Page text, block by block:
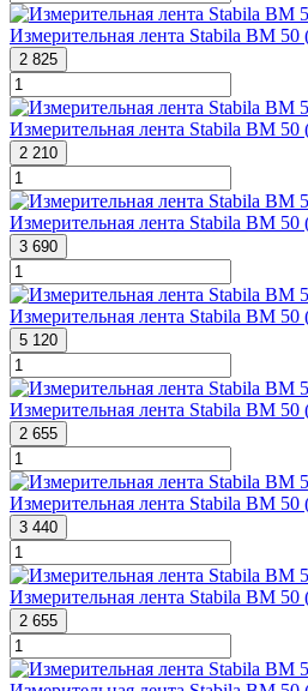
Измерительная лента Stabila BM 50
2 825
Измерительная лента Stabila BM 50
2 210
Измерительная лента Stabila BM 50
3 690
Измерительная лента Stabila BM 50
5 120
Измерительная лента Stabila BM 50
2 655
Измерительная лента Stabila BM 50
3 440
Измерительная лента Stabila BM 50
2 655